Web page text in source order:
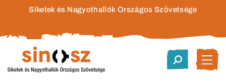
Siketek és Nagyothallók Országos Szövetsége